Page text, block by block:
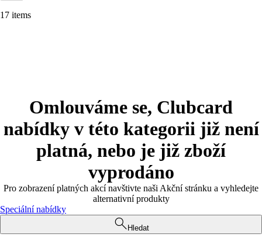
17 items
Omlouváme se, Clubcard
nabídky v této kategorii již není
platná, nebo je již zboží
vyprodáno
Pro zobrazení platných akcí navštivte naši Akční stránku a vyhledejte
alternativní produkty
Speciální nabídky
Hledat